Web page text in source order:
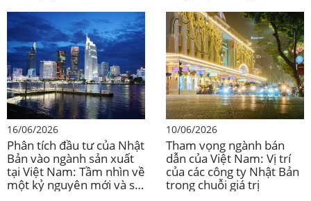
trong 5 năm
16/06/2026
Phân tích đầu tư của Nhật
Bản vào ngành sản xuất
tại Việt Nam: Tầm nhìn về
một kỷ nguyên mới và sự
10/06/2026
Tham vọng ngành bán
dẫn của Việt Nam: Vị trí
của các công ty Nhật Bản
trong chuỗi giá trị